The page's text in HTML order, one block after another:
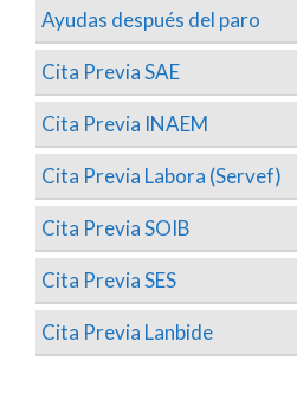
Ayudas después del paro
Cita Previa SAE
Cita Previa INAEM
Cita Previa Labora (Servef)
Cita Previa SOIB
Cita Previa SES
Cita Previa Lanbide